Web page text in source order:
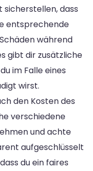
sicherstellen, dass
entsprechende
während
gibt dir zusätzliche
im Falle eines
wirst.
den Kosten des
verschiedene
und achte
aufgeschlüsselt
du ein faires